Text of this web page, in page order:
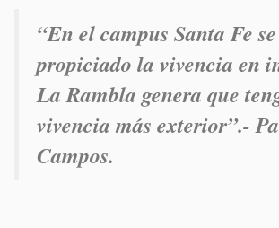
“En el campus Santa Fe
propiciado la vivencia en
La Rambla genera que
vivencia más exterior”.-
Campos.